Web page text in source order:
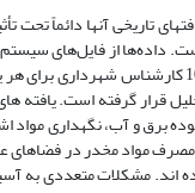
تاریخی آنها دائماً تحت
داده‌ها از فایل‌های سیستم
قرار گرفته است.یافته­
برق و آب، نگهداری مواد
مصرف مواد مخدر در
اند.مشکلات متعددی به